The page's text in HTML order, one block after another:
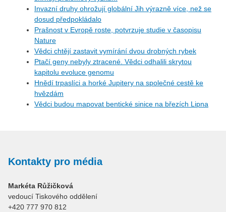
Invazní druhy ohrožují globální Jih výrazně více, než se
dosud předpokládalo
Prašnost v Evropě roste, potvrzuje studie v časopisu
Nature
Vědci chtějí zastavit vymírání dvou drobných rybek
Ptačí geny nebyly ztracené. Vědci odhalili skrytou
kapitolu evoluce genomu
Hnědí trpaslíci a horké Jupitery na společné cestě ke
hvězdám
Vědci budou mapovat bentické sinice na březích Lipna
Kontakty pro média
Markéta Růžičková
vedoucí Tiskového oddělení
+420 777 970 812